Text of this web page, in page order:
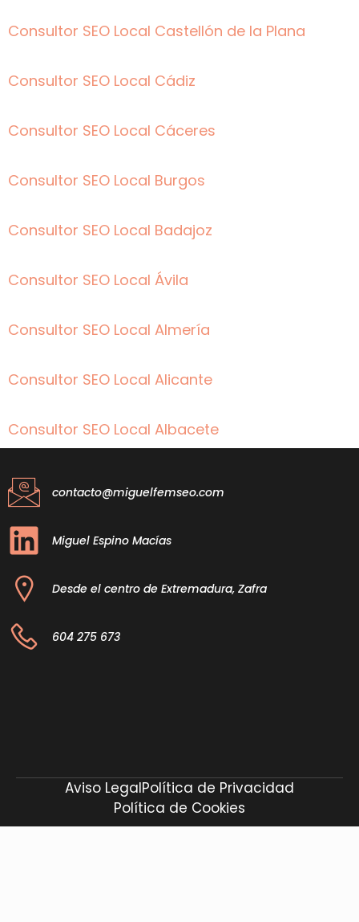
Consultor SEO Local Castellón de la Plana
Consultor SEO Local Cádiz
Consultor SEO Local Cáceres
Consultor SEO Local Burgos
Consultor SEO Local Badajoz
Consultor SEO Local Ávila
Consultor SEO Local Almería
Consultor SEO Local Alicante
Consultor SEO Local Albacete
contacto@miguelfemseo.com
Miguel Espino Macías
Desde el centro de Extremadura, Zafra
604 275 673
Aviso LegalPolítica de Privacidad
Política de Cookies